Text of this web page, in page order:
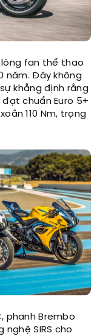
lòng fan thể thao
năm. Đây không
khẳng định rằng
chuẩn Euro 5+
110 Nm, trọng
phanh Brembo
SIRS cho